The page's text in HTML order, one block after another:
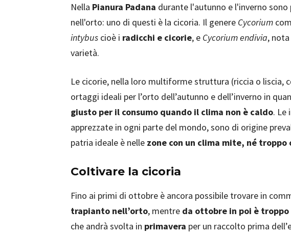
Nella Pianura Padana durante l'autunno e l'inverno
nell'orto: uno di questi è la cicoria. Il genere Cycorium
intybus cioè i radicchi e cicorie, e Cycorium endivia,
varietà.
Le cicorie, nella loro multiforme struttura (riccia o liscia,
ortaggi ideali per l’orto dell’autunno e dell’inverno in
giusto per il consumo quando il clima non è caldo. Le
apprezzate in ogni parte del mondo, sono di origine
patria ideale è nelle zone con un clima mite, né troppo
Coltivare la cicoria
Fino ai primi di ottobre è ancora possibile trovare in
trapianto nell’orto, mentre da ottobre in poi è
che andrà svolta in primavera per un raccolto prima